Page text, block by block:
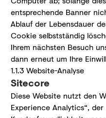
entsprechende Banner
Ablauf der Lebensdauer
Cookie selbstständig
Ihrem nächsten Besuch
dann erneut um Ihre
1.1.3 Website-Analyse
Sitecore
Diese Website nutzt den
Experience Analytics“,